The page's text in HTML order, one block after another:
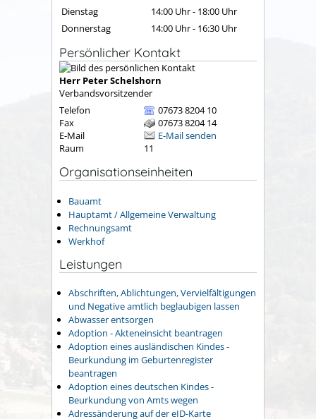
Dienstag
14:00 Uhr- 18:00 Uhr
Donnerstag
14:00 Uhr- 16:30 Uhr
Persönlicher Kontakt
Herr PeterSchelshorn
Verbandsvorsitzender
Telefon
07673 8204 10
Fax
07673 8204 14
E-Mail
E-Mail senden
Raum
11
Organisationseinheiten
Bauamt
Hauptamt / Allgemeine Verwaltung
Rechnungsamt
Werkhof
Leistungen
Abschriften, Ablichtungen, Vervielfältigungen
und Negative amtlich beglaubigen lassen
Abwasser entsorgen
Adoption - Akteneinsicht beantragen
Adoption eines ausländischen Kindes -
Beurkundung im Geburtenregister
beantragen
Adoption eines deutschen Kindes -
Beurkundung von Amts wegen
Adressänderung auf der eID-Karte